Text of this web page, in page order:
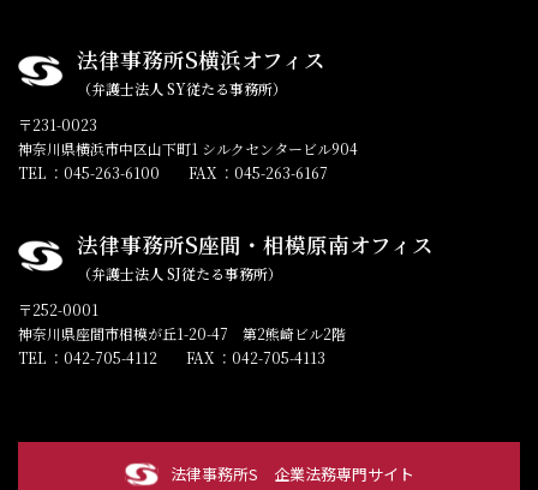
法律事務所S横浜オフィス
（弁護士法人 SY従たる事務所）
〒231-0023
神奈川県横浜市中区山下町1 シルクセンタービル904
TEL ：045-263-6100 FAX ：045-263-6167
法律事務所S座間・相模原南オフィス
（弁護士法人 SJ従たる事務所）
〒252-0001
神奈川県座間市相模が丘1-20-47 第2熊崎ビル2階
TEL ：042-705-4112 FAX ：042-705-4113
法律事務所S 企業法務専門サイト